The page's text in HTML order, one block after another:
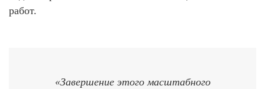
работ.
«Завершение этого масштабного